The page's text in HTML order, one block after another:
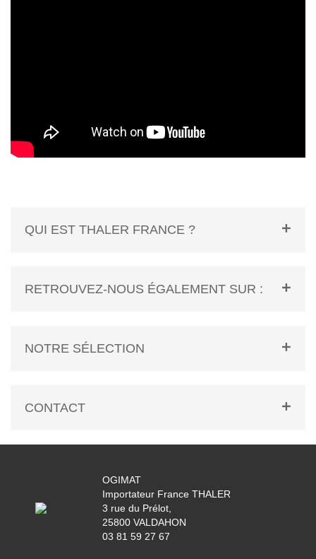
QUI EST THALER FRANCE ?
RETROUVEZ-NOUS ÉGALEMENT SUR :
NOTRE SÉLECTION
CONTACT
OGIMAT
Importateur France THALER
3 rue du Prélot,
25800 VALDAHON
03 81 59 27 67